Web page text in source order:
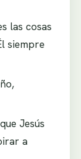
las cosas
siempre
Jesús
a